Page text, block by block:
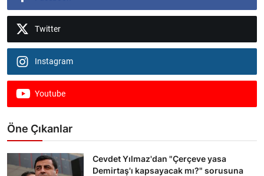
Twitter
Instagram
Youtube
Öne Çıkanlar
Cevdet Yılmaz'dan "Çerçeve yasa
Demirtaş'ı kapsayacak mı?" sorusuna